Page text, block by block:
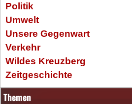
Politik
Umwelt
Unsere Gegenwart
Verkehr
Wildes Kreuzberg
Zeitgeschichte
Themen